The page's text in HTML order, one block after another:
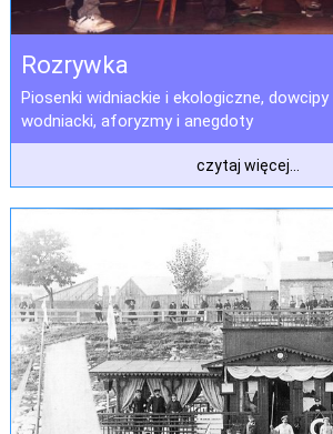
Rozrywka
Piosenki widniackie i ekologiczne,
wodniacki, aforyzmy i anegdoty
czytaj więcej...